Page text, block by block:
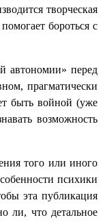
творческая
бороться с
автономии» перед
прагматически
быть войной (уже
возможность
того или иного
психики
эта публикация
ли, что детальное